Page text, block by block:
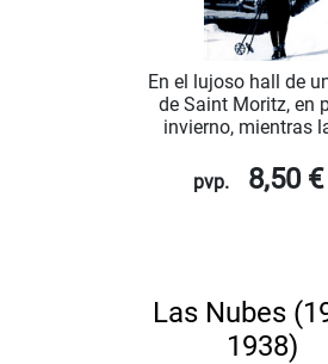
En el lujoso hall de
de Saint Moritz, en
invierno, mientras
pvp. 8,50 €
Las Nubes
1938)